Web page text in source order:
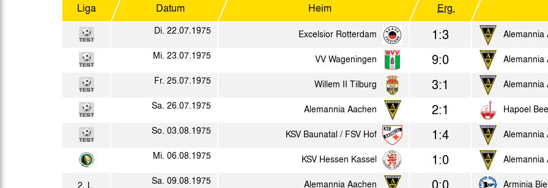
Liga Datum Heim Erg.
Di. 22.07.1975 Excelsior Rotterdam 1:3 Alemannia
Mi. 23.07.1975
VV Wageningen 9:0 Alemannia
Fr. 25.07.1975
Willem II Tilburg 3:1 Alemannia
Sa. 26.07.1975
Alemannia Aachen 2:1 Hapoel
So. 03.08.1975
KSV Baunatal / FSV Hof 1:4 Alemannia
Mi. 06.08.1975
KSV Hessen Kassel 1:0 Alemannia
2. L. Sa. 09.08.1975 Alemannia Aachen 0:0 Arminia